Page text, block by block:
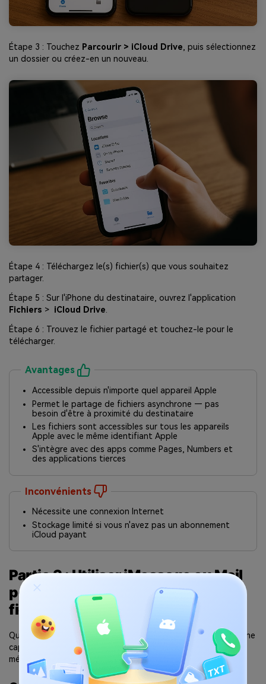
Étape 3 : Touchez Parcourir > iCloud Drive, puis sélectionnez
un dossier ou créez-en un nouveau.
Étape 4 : Téléchargez le(s) fichier(s) que vous souhaitez
partager.
Étape 5 : Sur l'iPhone du destinataire, ouvrez l'application
Fichiers > iCloud Drive
Étape 6 : Trouvez le fichier partagé et touchez-le pour le
télécharger.
Avantages
Accessible depuis n'importe quel appareil Apple
Permet le partage de fichiers asynchrone — pas
besoin d'être à proximité du destinataire
Les fichiers sont accessibles sur tous les appareils
Apple avec le même identifiant Apple
S'intègre avec des apps comme Pages, Numbers et
des applications tierces
Inconvénients
Nécessite une connexion Internet
Stockage limité si vous n'avez pas un abonnement
iCloud payant
Partie 3 : Utiliser iMessage ou Mail
pour les petits transferts de
fichiers
Quand le fichier est petit (comme un document, un PDF ou une
capture d'écran), utiliser iMessage ou Mail est souvent la
méthode la plus rapide et la plus conviviale.